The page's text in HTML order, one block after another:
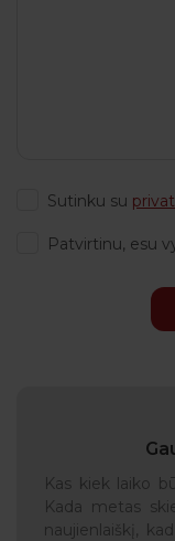
Sutinku su
Patvirtinu, esu
Kas kiek laiko
Kada metas
naujienlaiškį,